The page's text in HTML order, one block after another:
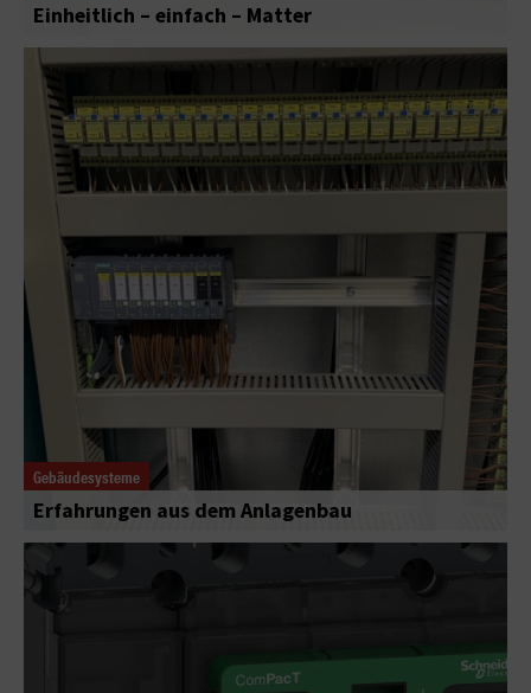
Einheitlich – einfach – Matter
Gebäudesysteme
Erfahrungen aus dem Anlagenbau